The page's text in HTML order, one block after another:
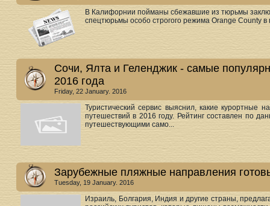
В Калифорнии пойманы сбежавшие из тюрьмы
спецтюрьмы особо строгого режима Orange County
Сочи, Ялта и Геленджик - самые
2016 года
Friday, 22 January. 2016
Туристический сервис выяснил, какие
путешествий в 2016 году. Рейтинг составлен по
путешествующими само...
Зарубежные пляжные направления
Tuesday, 19 January. 2016
Израиль, Болгария, Индия и другие страны,